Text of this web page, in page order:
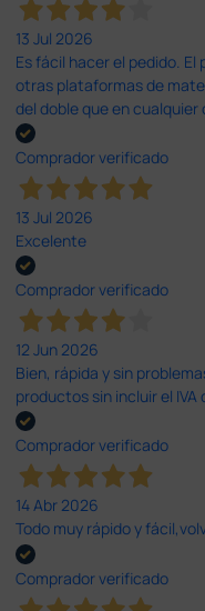
13 Jul 2026
Es fácil hacer el pedido.
otras plataformas de
del doble que en
Comprador verificado
13 Jul 2026
Excelente
Comprador verificado
12 Jun 2026
Bien, rápida y sin
productos sin incluir el IVA
Comprador verificado
14 Abr 2026
Todo muy rápido y
Comprador verificado